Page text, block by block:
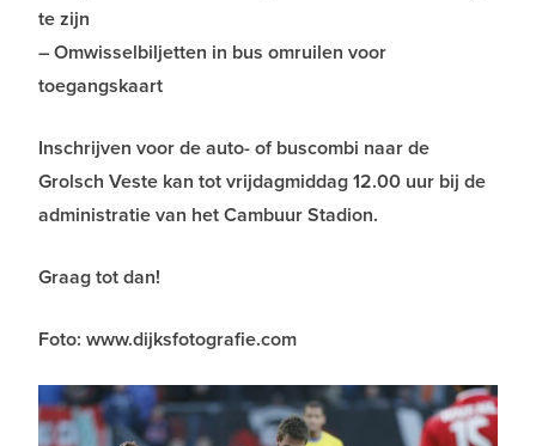
te zijn
– Omwisselbiljetten in bus omruilen voor
toegangskaart
Inschrijven voor de auto- of buscombi naar de
Grolsch Veste kan tot vrijdagmiddag 12.00 uur bij de
administratie van het Cambuur Stadion.
Graag tot dan!
Foto: www.dijksfotografie.com